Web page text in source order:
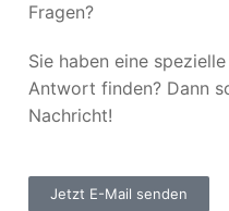
Fragen?
Sie haben eine
Antwort finden? Dann
Nachricht!
Jetzt E-Mail senden